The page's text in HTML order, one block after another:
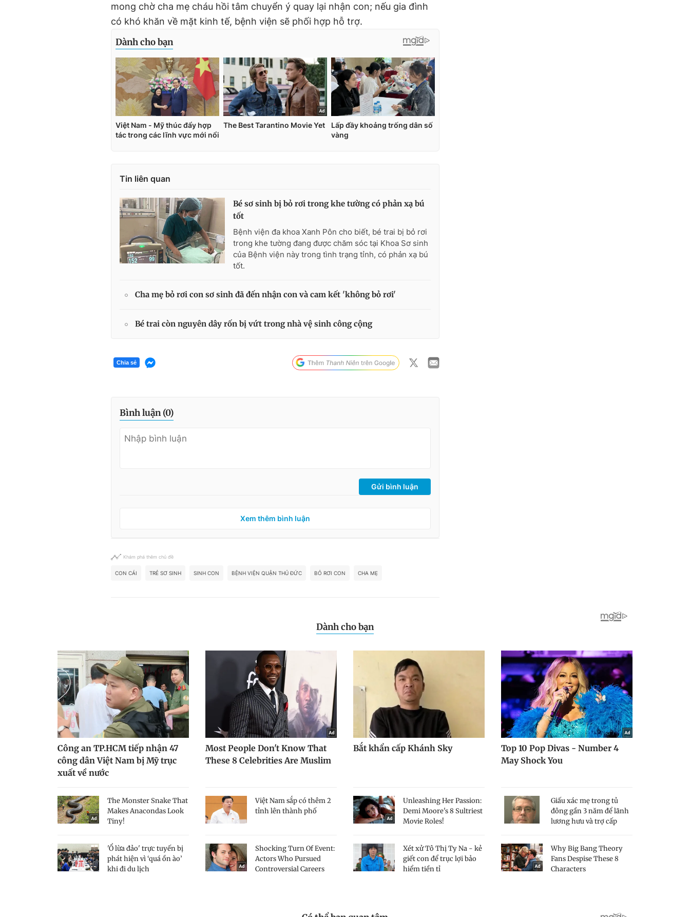
mong chờ cha mẹ cháu hồi tâm chuyển ý quay lại nhận con; nếu gia đình
có khó khăn về mặt kinh tế, bệnh viện sẽ phối hợp hỗ trợ.
Tin liên quan
Bé sơ sinh bị bỏ rơi trong khe tường có phản xạ bú
tốt
Bệnh viện đa khoa Xanh Pôn cho biết, bé trai bị bỏ rơi
trong khe tường đang được chăm sóc tại Khoa Sơ sinh
của Bệnh viện này trong tình trạng tỉnh, có phản xạ bú
tốt.
Cha mẹ bỏ rơi con sơ sinh đã đến nhận con và cam kết 'không bỏ rơi'
Bé trai còn nguyên dây rốn bị vứt trong nhà vệ sinh công cộng
Chia sẻ
Bình luận (0)
Gửi bình luận
Xem thêm bình luận
Khám phá thêm chủ đề
CON CÁI TRẺ SƠ SINH SINH CON BỆNH VIỆN QUẬN THỦ ĐỨC BỎ RƠI CON CHA MẸ